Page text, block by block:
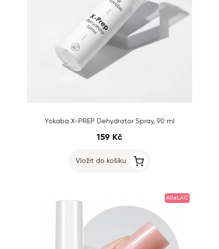
Yokaba X-PREP Dehydrator Spray, 90 ml
159 Kč
Vložit do košíku
AlleLAC